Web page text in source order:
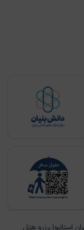
استانبولرزرو هتل